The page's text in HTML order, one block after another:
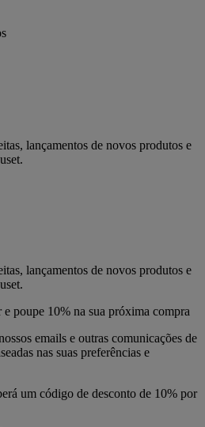
lançamentos de novos produtos e
lançamentos de novos produtos e
e poupe 10% na sua próxima compra
emails e outras comunicações de
nas suas preferências e
um código de desconto de 10% por